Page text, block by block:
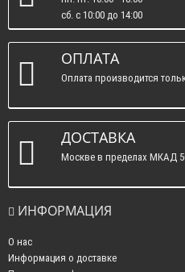
сб. c 10:00 до 14:00
вс. : выходные.
ОПЛАТА
Оплата производится
ДОСТАВКА
Москве в пределах МКАД
ИНФОРМАЦИЯ
О нас
Информация о доставке